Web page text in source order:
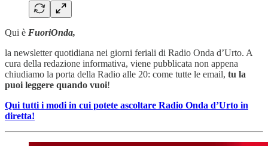
Qui è FuoriOnda,
la newsletter quotidiana nei giorni feriali di Radio Onda d’Urto. A
cura della redazione informativa, viene pubblicata non appena
chiudiamo la porta della Radio alle 20: come tutte le email, tu la
puoi leggere quando vuoi!
Qui tutti i modi in cui potete ascoltare Radio Onda d’Urto in
diretta!